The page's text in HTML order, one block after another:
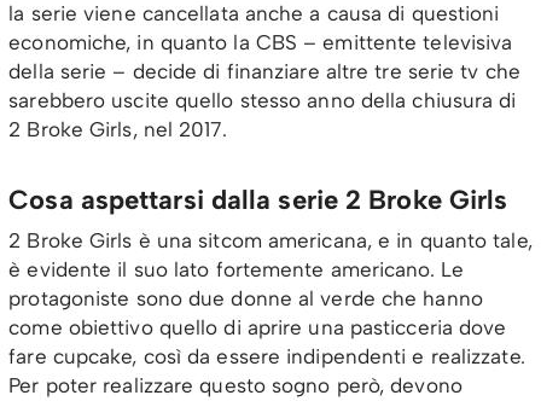
la serie viene cancellata anche a causa di questioni
economiche, in quanto la CBS – emittente televisiva
della serie – decide di finanziare altre tre serie tv che
sarebbero uscite quello stesso anno della chiusura di
2 Broke Girls, nel 2017.
Cosa aspettarsi dalla serie 2 Broke Girls
2 Broke Girls è una sitcom americana, e in quanto tale,
è evidente il suo lato fortemente americano. Le
protagoniste sono due donne al verde che hanno
come obiettivo quello di aprire una pasticceria dove
fare cupcake, così da essere indipendenti e realizzate.
Per poter realizzare questo sogno però, devono